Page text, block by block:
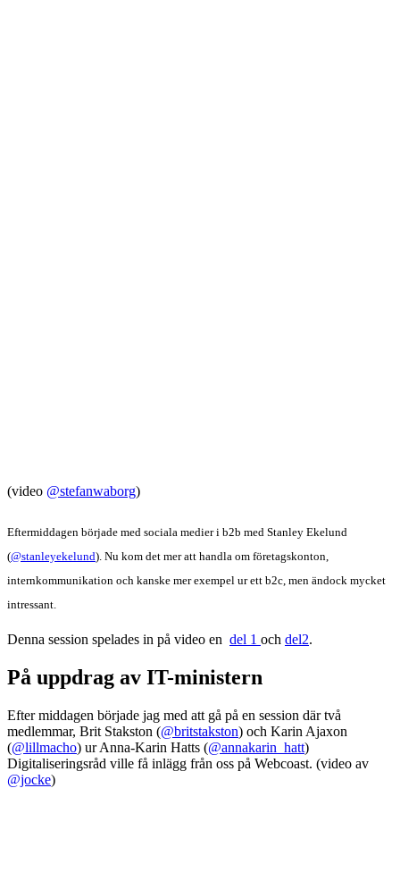
(video @stefanwaborg)
Eftermiddagen började med sociala medier i b2b med Stanley Ekelund
(@stanleyekelund). Nu kom det mer att handla om företagskonton,
internkommunikation och kanske mer exempel ur ett b2c, men ändock mycket
intressant.
Denna session spelades in på video en del 1 och del2.
På uppdrag av IT-ministern
Efter middagen började jag med att gå på en session där två
medlemmar, Brit Stakston (@britstakston) och Karin Ajaxon
(@lillmacho) ur Anna-Karin Hatts (@annakarin_hatt)
Digitaliseringsråd ville få inlägg från oss på Webcoast. (video av
@jocke)